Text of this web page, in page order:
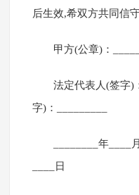
后生效,希双方共同信
甲方(公章)：
法定代表人(签字)
字)：_________
________年____
____日